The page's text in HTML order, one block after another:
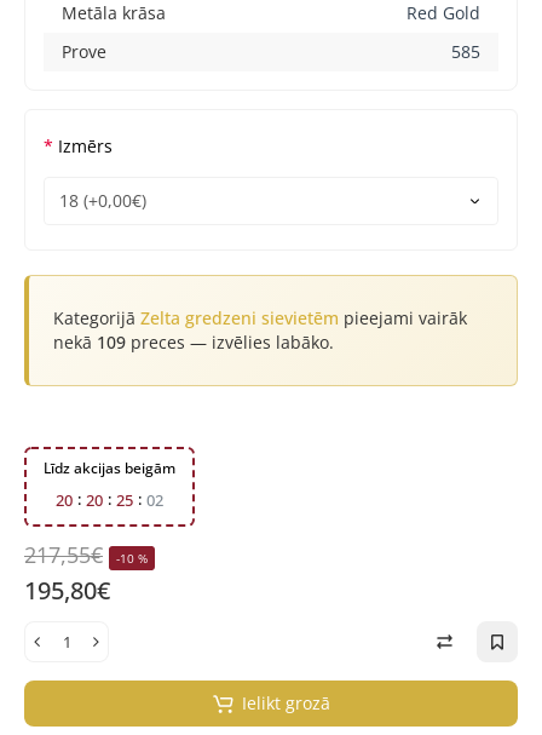
Metāla krāsa
Red Gold
Prove
585
Izmērs
Kategorijā Zelta gredzeni sievietēm pieejami vairāk
nekā 109 preces — izvēlies labāko.
Līdz akcijas beigām
20 20 25 01
217,55€ -10 %
195,80€
Ielikt grozā